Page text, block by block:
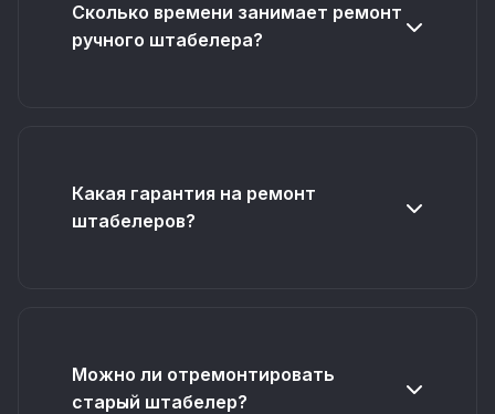
Сколько времени занимает ремонт
ручного штабелера?
Какая гарантия на ремонт
штабелеров?
Можно ли отремонтировать
старый штабелер?